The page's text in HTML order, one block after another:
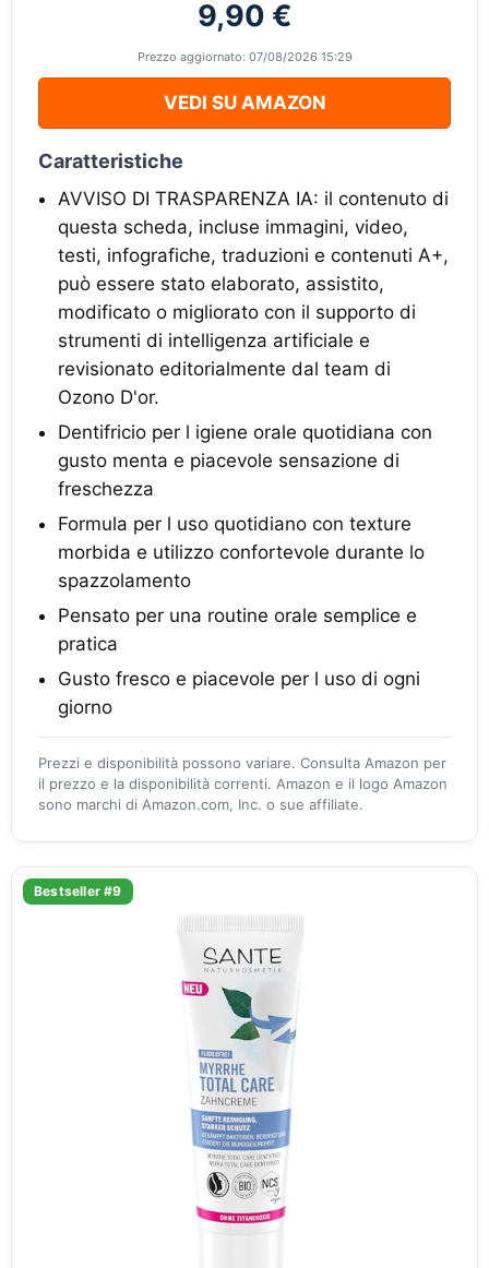
9,90 €
Prezzo aggiornato: 07/08/2026 15:29
VEDI SU AMAZON
Caratteristiche
AVVISO DI TRASPARENZA IA: il contenuto di
questa scheda, incluse immagini, video,
testi, infografiche, traduzioni e contenuti A+,
può essere stato elaborato, assistito,
modificato o migliorato con il supporto di
strumenti di intelligenza artificiale e
revisionato editorialmente dal team di
Ozono D'or.
Dentifricio per l igiene orale quotidiana con
gusto menta e piacevole sensazione di
freschezza
Formula per l uso quotidiano con texture
morbida e utilizzo confortevole durante lo
spazzolamento
Pensato per una routine orale semplice e
pratica
Gusto fresco e piacevole per l uso di ogni
giorno
Prezzi e disponibilità possono variare. Consulta Amazon per
il prezzo e la disponibilità correnti. Amazon e il logo Amazon
sono marchi di Amazon.com, Inc. o sue affiliate.
Bestseller #9